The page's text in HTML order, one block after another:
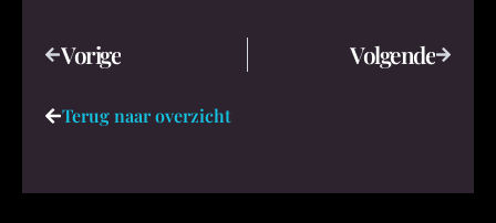
Volgende
Vorige
Terug naar overzicht